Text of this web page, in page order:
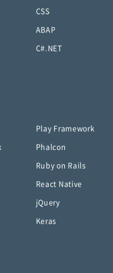
CSS
ABAP
C#.NET
Play Framework
Phalcon
Ruby on Rails
React Native
jQuery
Keras